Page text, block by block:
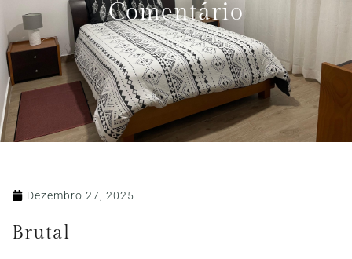
Comentário
Dezembro 27, 2025
Brutal